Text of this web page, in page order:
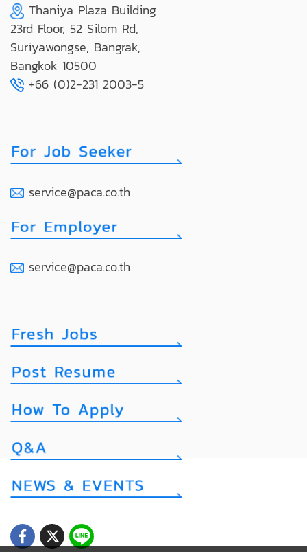
Thaniya Plaza Building
23rd Floor, 52 Silom Rd,
Suriyawongse, Bangrak,
Bangkok 10500
+66 (0)2-231 2003-5
service@paca.co.th
service@paca.co.th